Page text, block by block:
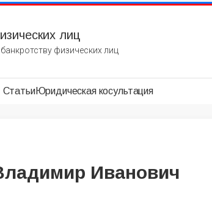
лиц
физических лиц
СтатьиЮридическая косультация
Иванович